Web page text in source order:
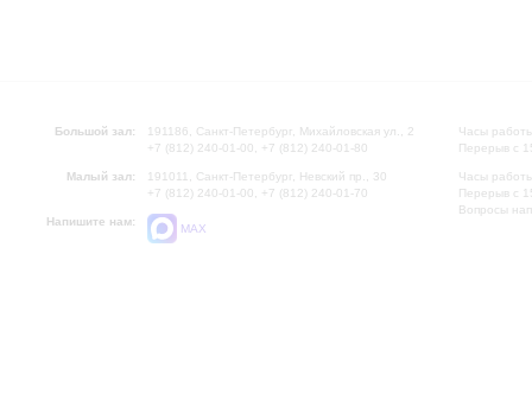
Большой зал:
191186, Санкт-Петербург, Михайловская ул., 2
+7 (812) 240-01-00, +7 (812) 240-01-80
Малый зал:
191011, Санкт-Петербург, Невский пр., 30
+7 (812) 240-01-00, +7 (812) 240-01-70
Напишите нам:
MAX
Часы
Перерыв с
Часы
Перерыв с
Вопросы